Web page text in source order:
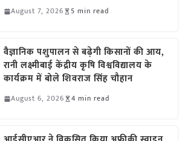
August 7, 2026 5 min read
वैज्ञानिक पशुपालन से बढ़ेगी किसानों की आय,
रानी लक्ष्मीबाई केंद्रीय कृषि विश्वविद्यालय के
कार्यक्रम में बोले शिवराज सिंह चौहान
August 6, 2026 4 min read